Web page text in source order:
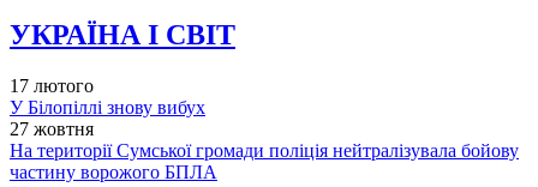
УКРАЇНА І СВІТ
17 лютого
У Білопіллі знову вибух
27 жовтня
На території Сумської громади поліція нейтралізувала бойову
частину ворожого БПЛА